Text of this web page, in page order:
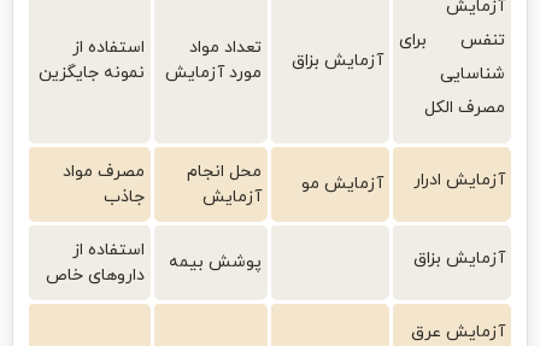
آزمایش
تنفس برای
شناسایی
مصرف الکل
آزمایش بزاق
تعداد مواد
مورد آزمایش
استفاده از
نمونه جایگزین
آزمایش ادرار آزمایش مو
محل انجام
آزمایش
مصرف مواد
جاذب
آزمایش بزاق پوشش بیمه
استفاده از
داروهای خاص
آزمایش عرق